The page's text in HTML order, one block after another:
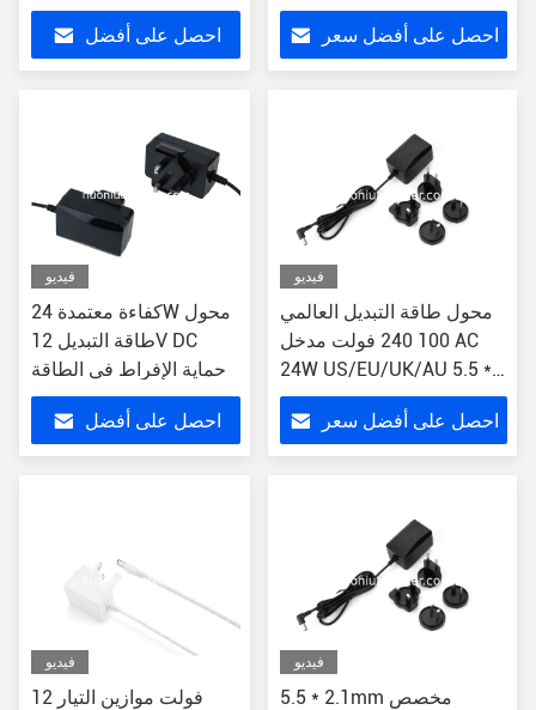
الإفراط
احصل على أفضل احصل على أفضل سعر
فيديو
كفاءة معتمدة 24W محول
طاقة التبديل 12V DC
حماية الإفراط في الطاقة
احصل على أفضل
فيديو
محول طاقة التبديل العالمي
100 240 فولت مدخل AC
24W US/EU/UK/AU 5.5 *
2.1mm
احصل على أفضل سعر
فيديو
12 فولت موازين التيار
فيديو
5.5 * 2.1mm مخصص